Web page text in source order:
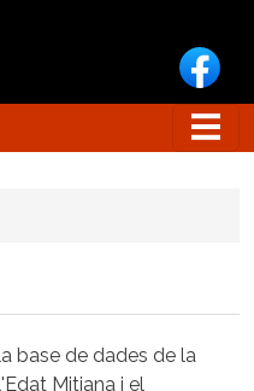
base de dades de la
Mitjana i el